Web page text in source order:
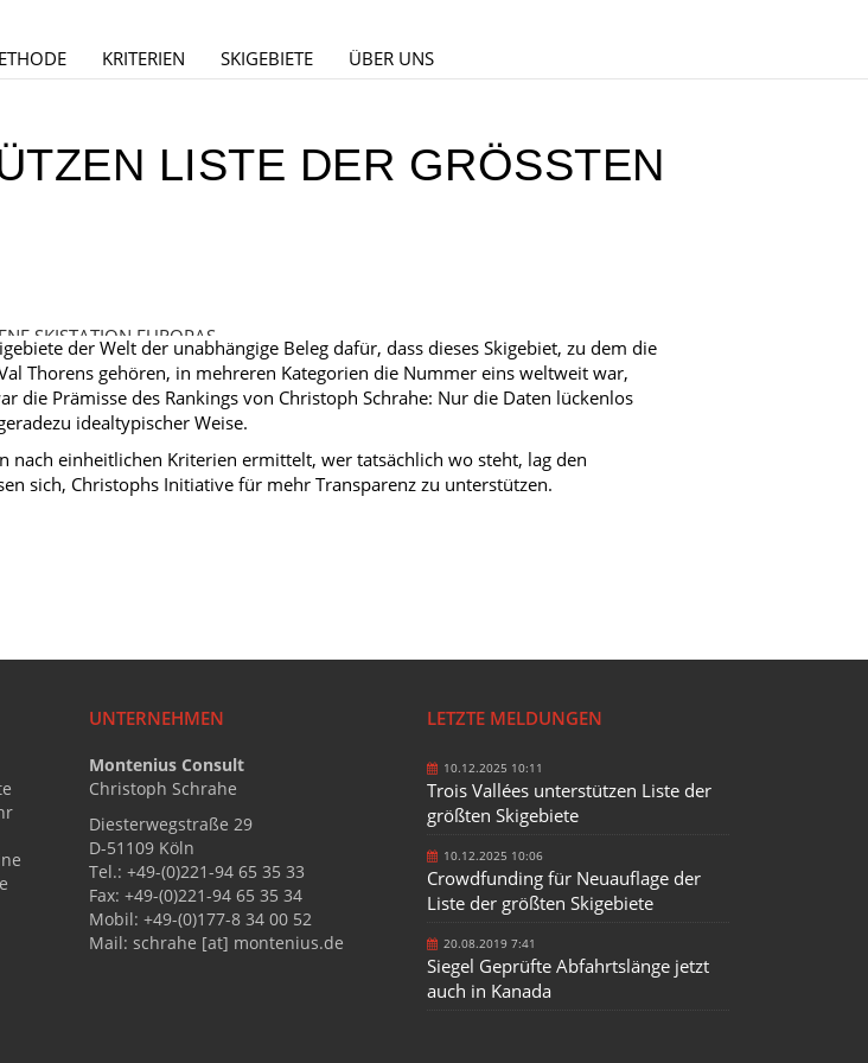
KRITERIEN SKIGEBIETE ÜBER UNS
LISTE DER GRÖSSTEN S
SKISTATION EUROPAS
der Welt der unabhängige Beleg dafür, dass dieses Skigebiet, zu dem die
Thorens gehören, in mehreren Kategorien die Nummer eins weltweit war,
die Prämisse des Rankings von Christoph Schrahe: Nur die Daten lückenlos
idealtypischer Weise.
einheitlichen Kriterien ermittelt, wer tatsächlich wo steht, lag den
sich, Christophs Initiative für mehr Transparenz zu unterstützen.
UNTERNEHMEN
Montenius Consult
Christoph Schrahe
Diesterwegstraße 29
D-51109 Köln
Tel.: +49-(0)221-94 65 35 33
Fax: +49-(0)221-94 65 35 34
Mobil: +49-(0)177-8 34 00 52
Mail: schrahe [at] montenius.de
LETZTE MELDUNGEN
10.12.2025 10:11
Trois Vallées unterstützen Liste der
größten Skigebiete
10.12.2025 10:06
Crowdfunding für Neuauflage der
Liste der größten Skigebiete
20.08.2019 7:41
Siegel Geprüfte Abfahrtslänge jetzt
auch in Kanada